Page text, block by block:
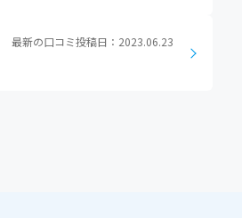
最新の口コミ投稿日：2023.06.23